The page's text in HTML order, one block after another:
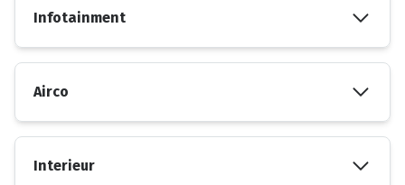
Infotainment
Airco
Interieur